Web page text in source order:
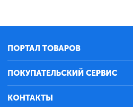
ПОРТАЛ ТОВАРОВ
ПОКУПАТЕЛЬСКИЙ СЕРВИС
КОНТАКТЫ